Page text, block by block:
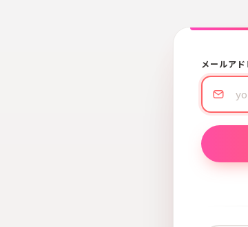
メールア